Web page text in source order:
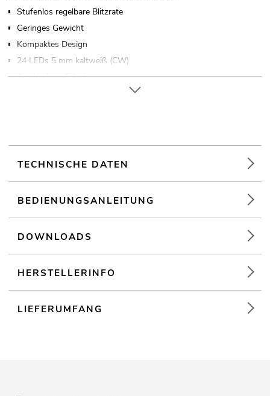
Stufenlos regelbare Blitzrate
Geringes Gewicht
Kompaktes Design
24 LEDs 5 mm kaltweiß (CW)
Stroboskop-Effekt
Die Gerätekühlung erfolgt über passive Konvektionskühlung
TECHNISCHE DATEN
BEDIENUNGSANLEITUNG
DOWNLOADS
HERSTELLERINFO
LIEFERUMFANG